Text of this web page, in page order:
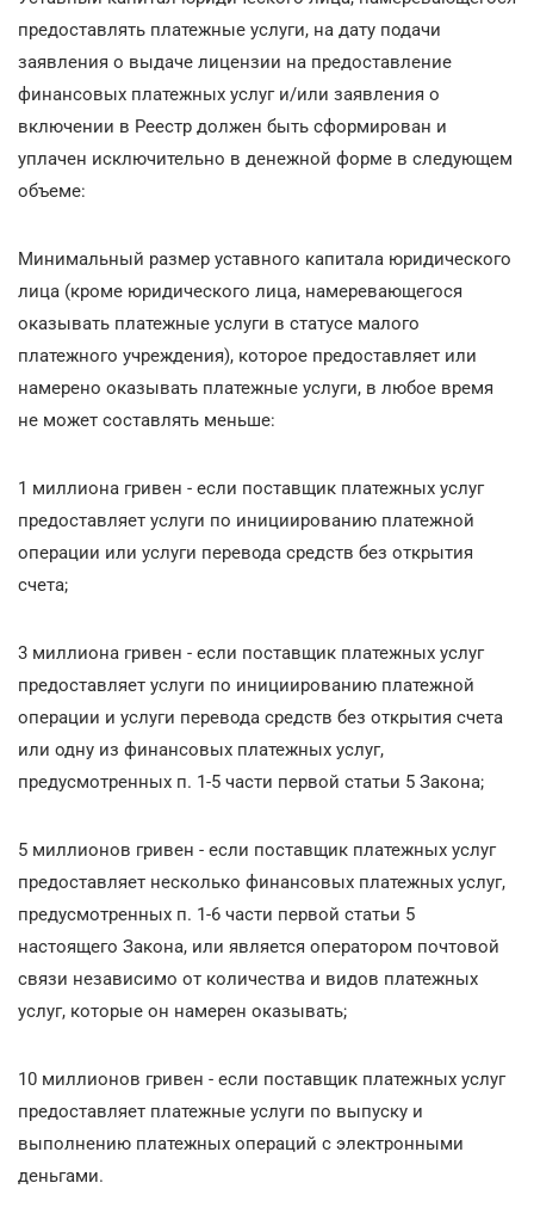
предоставлять платежные услуги, на дату подачи
заявления о выдаче лицензии на предоставление
финансовых платежных услуг и/или заявления о
включении в Реестр должен быть сформирован и
уплачен исключительно в денежной форме в следующем
объеме:
Минимальный размер уставного капитала юридического
лица (кроме юридического лица, намеревающегося
оказывать платежные услуги в статусе малого
платежного учреждения), которое предоставляет или
намерено оказывать платежные услуги, в любое время
не может составлять меньше:
1 миллиона гривен - если поставщик платежных услуг
предоставляет услуги по инициированию платежной
операции или услуги перевода средств без открытия
счета;
3 миллиона гривен - если поставщик платежных услуг
предоставляет услуги по инициированию платежной
операции и услуги перевода средств без открытия счета
или одну из финансовых платежных услуг,
предусмотренных п. 1-5 части первой статьи 5 Закона;
5 миллионов гривен - если поставщик платежных услуг
предоставляет несколько финансовых платежных услуг,
предусмотренных п. 1-6 части первой статьи 5
настоящего Закона, или является оператором почтовой
связи независимо от количества и видов платежных
услуг, которые он намерен оказывать;
10 миллионов гривен - если поставщик платежных услуг
предоставляет платежные услуги по выпуску и
выполнению платежных операций с электронными
деньгами.